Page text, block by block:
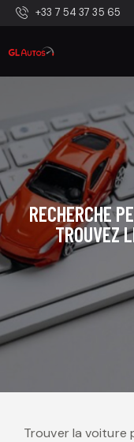
+33 7 54 37 35 65
RECHERCHE
TROUVEZ
Trouver la voiture